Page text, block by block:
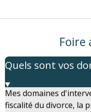
Foire
Quels sont vos
Mes domaines
fiscalité du divorce, la